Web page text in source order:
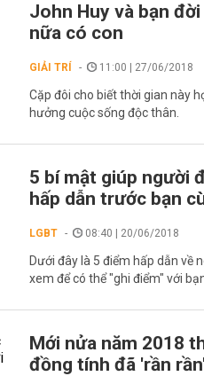
John Huy và bạn
nữa có con
GIẢI TRÍ 11:00 | 27/06/2018
Cặp đôi cho biết thời gian này
hưởng cuộc sống độc thân.
5 bí mật giúp người
hấp dẫn trước bạn
LGBT 08:40 | 20/06/2018
Dưới đây là 5 điểm hấp dẫn về
xem để có thể "ghi điểm" với
Mới nửa năm 2018
đồng tính đã 'rần